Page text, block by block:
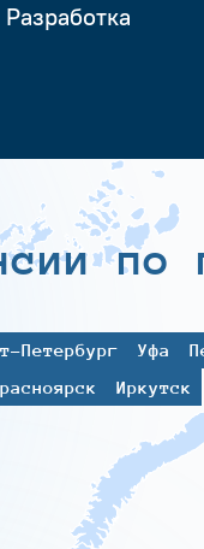
Разработка
по
Петербург Уфа
Иркутск